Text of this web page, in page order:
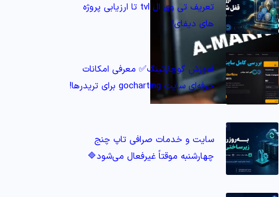
تعریف تی وی ال tvl تا ارزیابی پروژه‌
های دیفای!
آموزش گوچارتینگ✅ معرفی امکانات
حرفه‌ای سایت gocharting برای تریدرها!
سایت و خدمات صرافی تاپ‌ چنج
چهارشنبه موقتاً غیرفعال می‌شود🔷